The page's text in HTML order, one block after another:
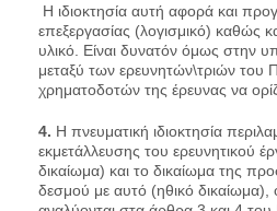
Η ιδιοκτησία αυτή αφορά και
επεξεργασίας (λογισμικό) καθώς
υλικό. Είναι δυνατόν όμως στην
μεταξύ των ερευνητών\τριών του
χρηματοδοτών της έρευνας να
4. Η πνευματική ιδιοκτησία
εκμετάλλευσης του ερευνητικού
δικαίωμα) και το δικαίωμα της
δεσμού με αυτό (ηθικό